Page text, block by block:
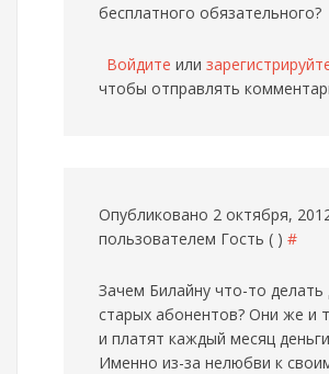
бесплатного обязательного?
Войдите или
чтобы отправлять
Опубликовано 2 октября,
пользователем Гость ( ) #
Зачем Билайну что-то делать
старых абонентов? Они же и
и платят каждый месяц
Именно из-за нелюбви к